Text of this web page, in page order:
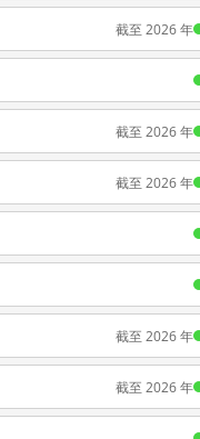
截至 2026 年
截至 2026 年
截至 2026 年
截至 2026 年
截至 2026 年